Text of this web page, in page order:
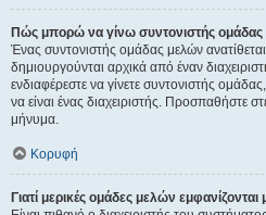
Πώς μπορώ να γίνω συντονιστής
Ένας συντονιστής ομάδας μελών
δημιουργούνται αρχικά από έναν
ενδιαφέρεστε να γίνετε συντονιστής
να είναι ένας διαχειριστής. Προσπαθήστε
μήνυμα.
Κορυφή
Γιατί μερικές ομάδες μελών